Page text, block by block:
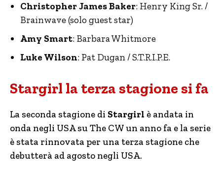
Christopher James Baker: Henry King Sr. /
Brainwave (solo guest star)
Amy Smart: Barbara Whitmore
Luke Wilson: Pat Dugan / S.T.R.I.P.E.
Stargirl la terza stagione si fa
La seconda stagione di Stargirl è andata in
onda negli USA su The CW un anno fa e la serie
è stata rinnovata per una terza stagione che
debutterà ad agosto negli USA.